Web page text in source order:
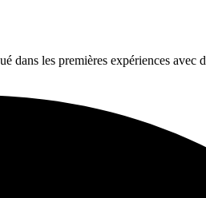
les premières expériences avec